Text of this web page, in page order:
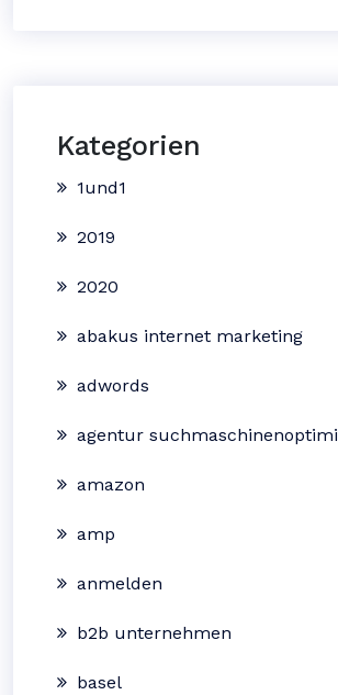
Kategorien
1und1
2019
2020
abakus internet marketing
adwords
agentur
amazon
amp
anmelden
b2b unternehmen
basel